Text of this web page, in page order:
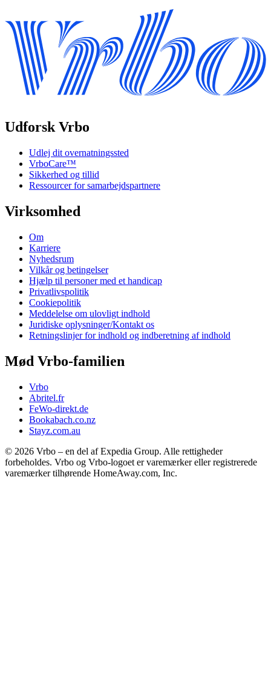
Udforsk Vrbo
Udlej dit overnatningssted
VrboCare™
Sikkerhed og tillid
Ressourcer for samarbejdspartnere
Virksomhed
Om
Karriere
Nyhedsrum
Vilkår og betingelser
Hjælp til personer med et handicap
Privatlivspolitik
Cookiepolitik
Meddelelse om ulovligt indhold
Juridiske oplysninger/Kontakt os
Retningslinjer for indhold og indberetning af indhold
Mød Vrbo-familien
Vrbo
Abritel.fr
FeWo-direkt.de
Bookabach.co.nz
Stayz.com.au
© 2026 Vrbo – en del af Expedia Group. Alle rettigheder
forbeholdes. Vrbo og Vrbo-logoet er varemærker eller registrerede
varemærker tilhørende HomeAway.com, Inc.